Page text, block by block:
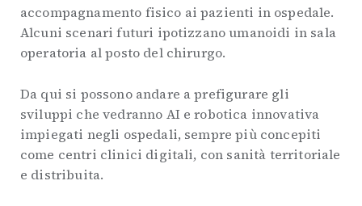
accompagnamento fisico ai pazienti in ospedale.
Alcuni scenari futuri ipotizzano umanoidi in sala
operatoria al posto del chirurgo.
Da qui si possono andare a prefigurare gli
sviluppi che vedranno AI e robotica innovativa
impiegati negli ospedali, sempre più concepiti
come centri clinici digitali, con sanità territoriale
e distribuita.